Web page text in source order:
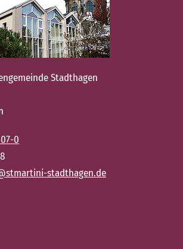
Stadthagen
0
stadthagen.de